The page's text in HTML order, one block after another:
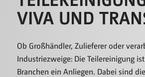
VIVA UND
Ob Großhändler, Zulieferer oder
Industriezweige: Die Teilereinigung
Branchen ein Anliegen. Dabei sind die